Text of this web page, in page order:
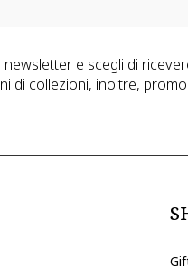
e scegli di
di collezioni, inoltre,